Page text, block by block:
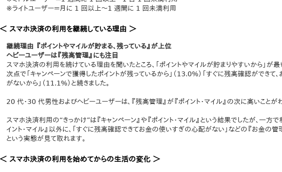
※ライトユーザー＝月に 1 回以上～1 週間に 1 回未満利用
＜ スマホ決済の利用を継続している理由 ＞
継続理由 『ポイントやマイルが貯まる、残っている』が上位
ヘビーユーザーは『残高管理』にも注目
スマホ決済の利用を続けている理由を聞いたところ、「ポイントやマイルが貯まりやすいから」が最
次点で「キャンペーンで獲得したポイントが残っているから」（13.0%）「すぐに残高確認ができて
がないから」（11.1%）と続きました。
20 代・30 代男性およびヘビーユーザーは、『残高管理』が『ポイント・マイル』の次に高いことが
スマホ決済利用の“きっかけ”は『キャンペーン』や『ポイント・マイル』という結果でしたが、⼀方
イント・マイル』以外に、「すぐに残高確認できてお金の使いすぎの心配がない」などの『お金の管
という実態が見て取れます。
＜ スマホ決済の利用を始めてからの生活の変化 ＞